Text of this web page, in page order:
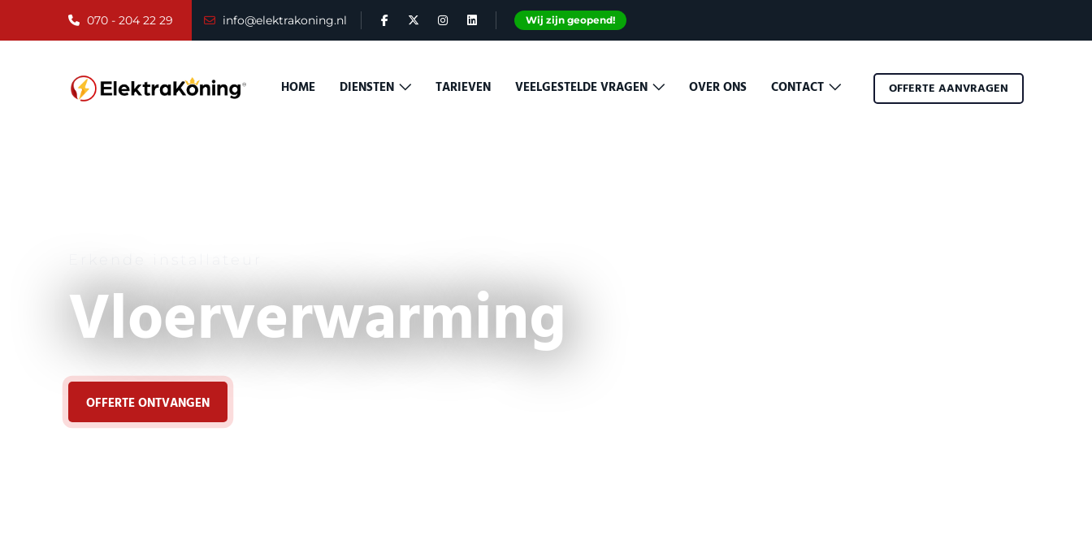
070 - 204 22 29 info@elektrakoning.nl Wij zijn geopend!
HOME DIENSTEN TARIEVEN VEELGESTELDE VRAGEN OVER ONS CONTACT OFFERTE AANVRAGEN
Vloerverwarming
OFFERTE ONTVANGEN